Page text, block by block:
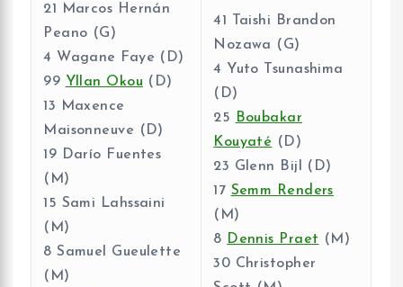
21 Marcos Hernán
Peano (G)
4 Wagane Faye (D)
99 Yllan Okou (D)
13 Maxence
Maisonneuve (D)
19 Darío Fuentes
(M)
15 Sami Lahssaini
(M)
8 Samuel Gueulette
(M)
41 Taishi Brandon
Nozawa (G)
4 Yuto Tsunashima
(D)
25
Boubakar
Kouyaté (D)
23 Glenn Bijl (D)
17 Semm Renders
(M)
8 Dennis Praet (M)
30 Christopher